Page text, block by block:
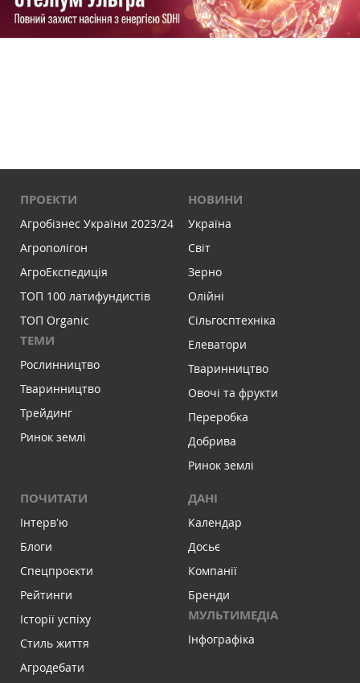
ПРОЕКТИ
Агробізнес України 2023/24
Агрополігон
АгроЕкспедиція
ТОП 100 латифундистів
ТОП Organic
ТЕМИ
Рослинництво
Тваринництво
Трейдинг
Ринок землі
НОВИНИ
Україна
Світ
Зерно
Олійні
Сільгосптехніка
Елеватори
Тваринництво
Овочі та фрукти
Переробка
Добрива
Ринок землі
ПОЧИТАТИ
Інтервʼю
Блоги
Спецпроєкти
Рейтинги
Історії успіху
Стиль життя
Агродебати
ДАНІ
Календар
Досьє
Компанії
Бренди
МУЛЬТИМЕДІА
Інфографіка